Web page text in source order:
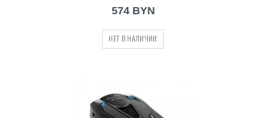
574 BYN
НЕТ В НАЛИЧИИ